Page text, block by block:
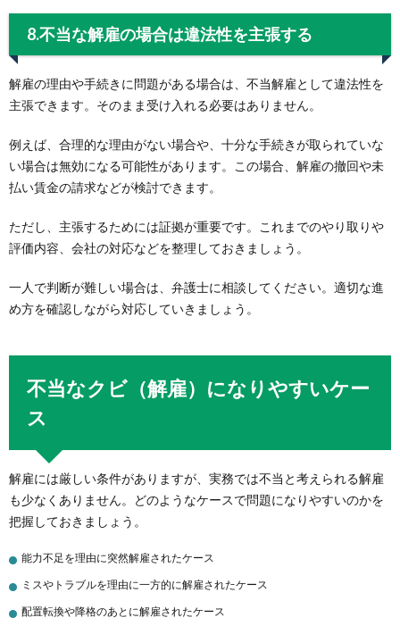
8.不当な解雇の場合は違法性を主張する
解雇の理由や手続きに問題がある場合は、不当解雇として違法性を
主張できます。そのまま受け入れる必要はありません。
例えば、合理的な理由がない場合や、十分な手続きが取られていな
い場合は無効になる可能性があります。この場合、解雇の撤回や未
払い賃金の請求などが検討できます。
ただし、主張するためには証拠が重要です。これまでのやり取りや
評価内容、会社の対応などを整理しておきましょう。
一人で判断が難しい場合は、弁護士に相談してください。適切な進
め方を確認しながら対応していきましょう。
不当なクビ（解雇）になりやすいケー
ス
解雇には厳しい条件がありますが、実務では不当と考えられる解雇
も少なくありません。どのようなケースで問題になりやすいのかを
把握しておきましょう。
能力不足を理由に突然解雇されたケース
ミスやトラブルを理由に一方的に解雇されたケース
配置転換や降格のあとに解雇されたケース